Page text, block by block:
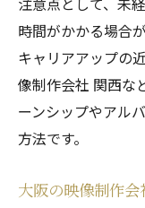
時間がかかる場合
キャリアアップの
像制作会社 関西な
ーンシップやアル
方法です。
大阪の映像制作